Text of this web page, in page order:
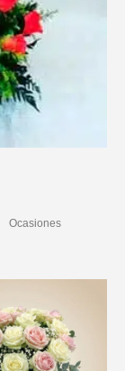
Ocasiones